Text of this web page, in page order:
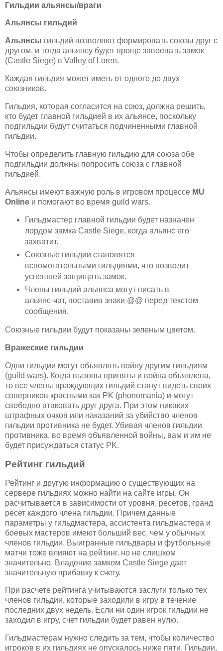
Гильдии альянсы/враги
Альянсы гильдий
Альянсы гильдий позволяют формировать союзы друг с
другом, и тогда альянсу будет проще завоевать замок
(Castle Siege) в Valley of Loren.
Каждая гильдия может иметь от одного до двух
союзников.
Гильдия, которая согласится на союз, должна решить,
кто будет главной гильдией в их альянсе, поскольку
подгильдии будут считаться подчиненными главной
гильдии.
Чтобы определить главную гильдию для союза обе
подгильдии должны попросить союза с главной
гильдией.
Альянсы имеют важную роль в игровом процессе MU
Online и помогают во время guild wars.
Гильдмастер главной гильдии будет назначен
лордом замка Castle Siege, когда альянс его
захватит.
Союзные гильдии становятся
вспомогательными гильдиями, что позволит
успешней защищать замок.
Члены гильдий альянса могут писать в
альянс-чат, поставив знаки @@ перед текстом
сообщения.
Союзные гильдии будут показаны зеленым цветом.
Вражеские гильдии
Одни гильдии могут объявлять войну другим гильдиям
(guild wars). Когда вызовы приняты и война объявлена,
то все члены враждующих гильдий станут видеть своих
соперников красными как PK (phonomania) и могут
свободно атаковать друг друга. При этом никаких
штрафных очков или наказаний за убийство членов
гильдии противника не будет. Убивая членов гильдии
противника, во время объявленной войны, вам и им не
будет присуждаться статус PK.
Рейтинг гильдий
Рейтинг и другую информацию о существующих на
сервере гильдиях можно найти на сайте игры. Он
расчитывается в зависимости от уровня, ресетов, гранд
ресет каждого члена гильдии. Причем данные
параметры у гильдмастера, ассистента гильдмастера и
боевых мастеров имеют больший вес, чем у обычных
членов гильдии. Выигранные гильдвары и футбольные
матчи тоже влияют на рейтинг, но не слишком
значительно. Владение замком Castle Siege дает
значительную прибавку к счету.
При расчете рейтинга учитываются заслуги только тех
членов гильдии, которые заходили в игру в течение
последних двух недель. Если ни один игрок гильдии не
заходил в игру, счет гильдии будет равен нулю.
Гильдмастерам нужно следить за тем, чтобы количество
игроков в их гильдиях не опускалось ниже пяти. Гильдии,